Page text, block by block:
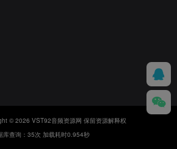
© 2026 VST92音频资源网 保留资源解释权
库查询：35次 加载耗时0.954秒